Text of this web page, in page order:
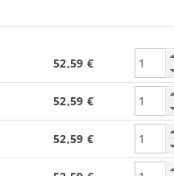
52,59 €
52,59 €
52,59 €